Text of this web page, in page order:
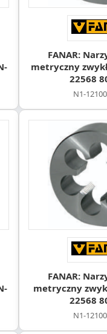
FANAR:
metryczny
22568
N1-
FANAR:
metryczny
22568
N1-